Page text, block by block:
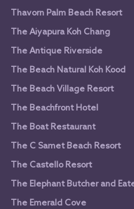
Thavorn Palm Beach Resort
The Aiyapura Koh Chang
The Antique Riverside
The Beach Natural Koh Kood
The Beach Village Resort
The Beachfront Hotel
The Boat Restaurant
The C Samet Beach Resort
The Castello Resort
The Elephant Butcher and
The Emerald Cove